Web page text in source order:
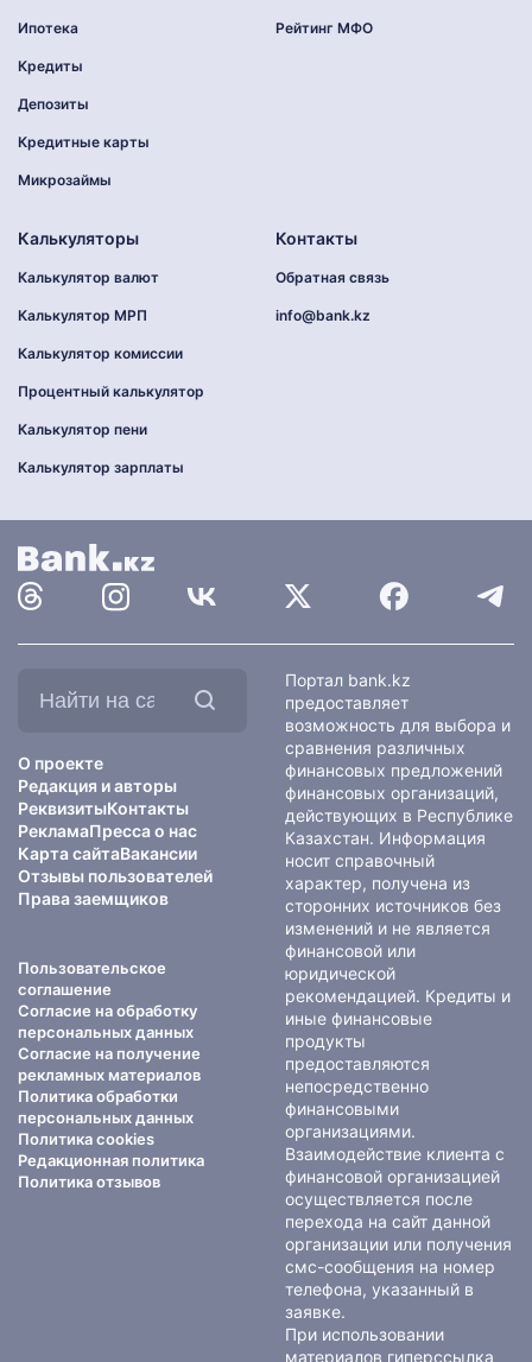
Ипотека
Кредиты
Депозиты
Кредитные карты
Микрозаймы
Рейтинг МФО
Калькуляторы
Калькулятор валют
Калькулятор МРП
Калькулятор комиссии
Процентный калькулятор
Калькулятор пени
Калькулятор зарплаты
Контакты
Обратная связь
info@bank.kz
О проекте
Редакция и авторы
РеквизитыКонтакты
РекламаПресса о нас
Карта сайтаВакансии
Отзывы пользователей
Права заемщиков
Пользовательское
соглашение
Согласие на обработку
персональных данных
Согласие на получение
рекламных материалов
Политика обработки
персональных данных
Политика cookies
Редакционная политика
Политика отзывов
Портал bank.kz
предоставляет
возможность для выбора и
сравнения различных
финансовых предложений
финансовых организаций,
действующих в Республике
Казахстан. Информация
носит справочный
характер, получена из
сторонних источников без
изменений и не является
финансовой или
юридической
рекомендацией. Кредиты и
иные финансовые
продукты
предоставляются
непосредственно
финансовыми
организациями.
Взаимодействие клиента с
финансовой организацией
осуществляется после
перехода на сайт данной
организации или получения
смс-сообщения на номер
телефона, указанный в
заявке.
При использовании
материалов гиперссылка